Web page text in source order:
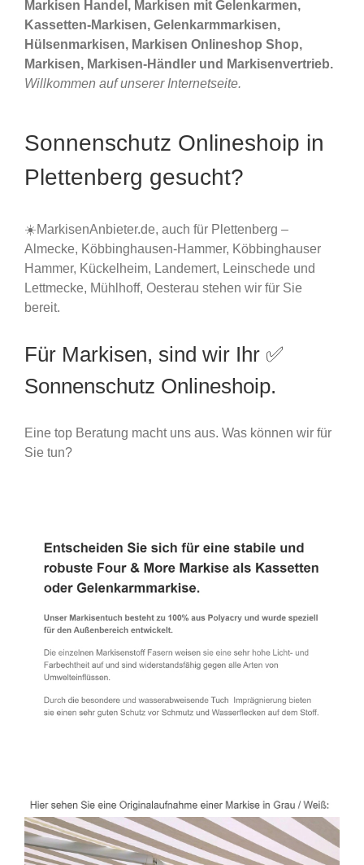
Markisen Handel, Markisen mit Gelenkarmen,
Kassetten-Markisen, Gelenkarmmarkisen,
Hülsenmarkisen, Markisen Onlineshop Shop,
Markisen, Markisen-Händler und Markisenvertrieb.
Willkommen auf unserer Internetseite.
Sonnenschutz Onlineshoip in
Plettenberg gesucht?
☀️MarkisenAnbieter.de, auch für Plettenberg –
Almecke, Köbbinghausen-Hammer, Köbbinghauser
Hammer, Kückelheim, Landemert, Leinschede und
Lettmecke, Mühlhoff, Oesterau stehen wir für Sie
bereit.
Für Markisen, sind wir Ihr ✅
Sonnenschutz Onlineshoip.
Eine top Beratung macht uns aus. Was können wir für
Sie tun?